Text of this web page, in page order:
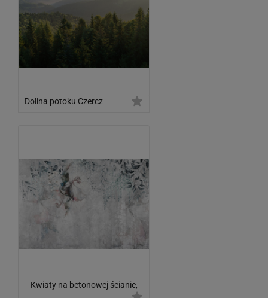
Dolina potoku Czercz
Kwiaty na betonowej ścianie,